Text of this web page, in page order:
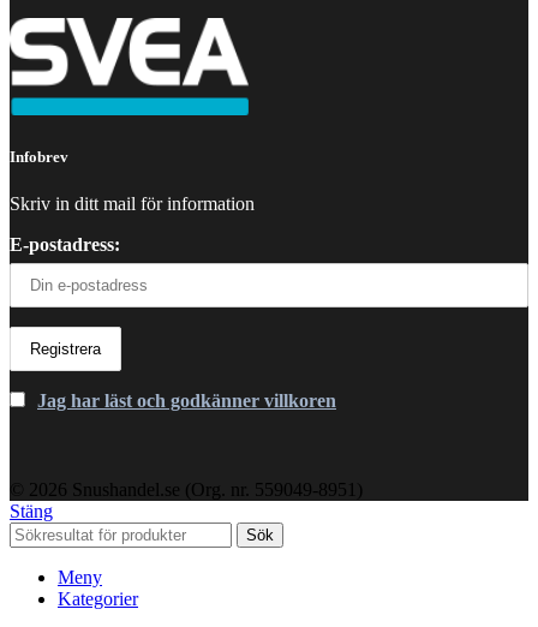
Infobrev
Skriv in ditt mail för information
E-postadress:
Jag har läst och godkänner villkoren
© 2026 Snushandel.se (Org. nr. 559049-8951)
Stäng
Sök
Meny
Kategorier